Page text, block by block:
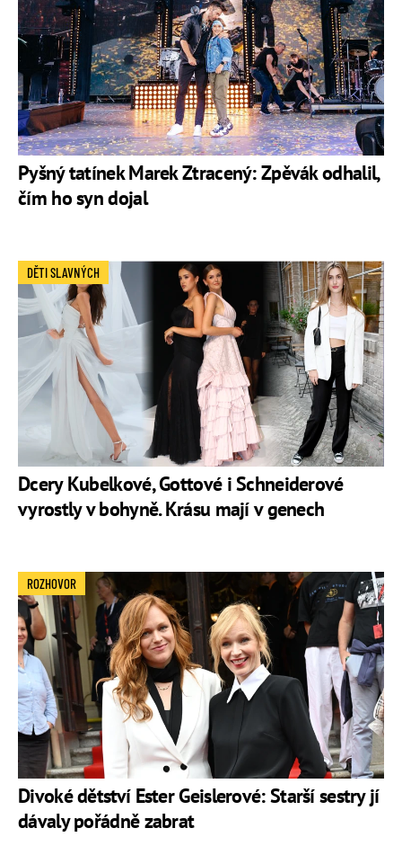
Pyšný tatínek Marek Ztracený: Zpěvák odhalil,
čím ho syn dojal
Dcery Kubelkové, Gottové i Schneiderové
vyrostly v bohyně. Krásu mají v genech
DĚTI SLAVNÝCH
Divoké dětství Ester Geislerové: Starší sestry jí
dávaly pořádně zabrat
ROZHOVOR